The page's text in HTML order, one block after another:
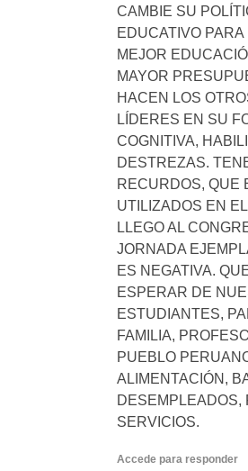
CAMBIE SU
EDUCATIVO
MEJOR
MAYOR
HACEN LOS
LÍDERES EN SU
COGNITIVA,
DESTREZAS.
RECURDOS, QUE
UTILIZADOS EN
LLEGO AL
JORNADA
ES NEGATIVA.
ESPERAR DE
ESTUDIANTES,
FAMILIA,
PUEBLO
ALIMENTACIÓN,
DESEMPLEADOS,
SERVICIOS.
Accede para responder